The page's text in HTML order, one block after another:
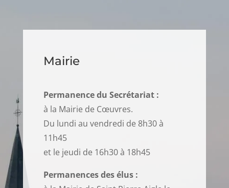
Mairie
Permanence du Secrétariat :
à la Mairie de Cœuvres.
Du lundi au vendredi de 8h30 à
11h45
et le jeudi de 16h30 à 18h45
Permanences des élus :